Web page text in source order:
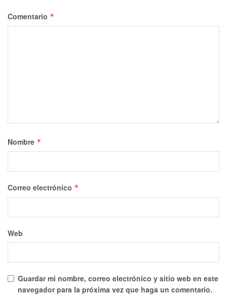
Comentario *
Nombre *
Correo electrónico *
Web
Guardar mi nombre, correo electrónico y sitio web en este
navegador para la próxima vez que haga un comentario.